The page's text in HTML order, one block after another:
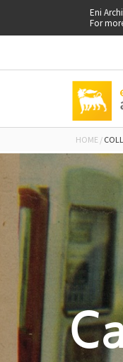
of
Eni
For
HOME